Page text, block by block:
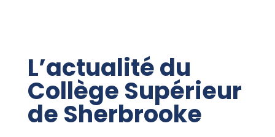
L’actualité du
Collège Supérieur
de Sherbrooke